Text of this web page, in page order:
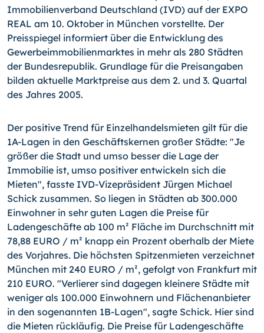
Immobilienverband Deutschland (IVD) auf der EXPO
REAL am 10. Oktober in München vorstellte. Der
Preisspiegel informiert über die Entwicklung des
Gewerbeimmobilienmarktes in mehr als 280 Städten
der Bundesrepublik. Grundlage für die Preisangaben
bilden aktuelle Marktpreise aus dem 2. und 3. Quartal
des Jahres 2005.
Der positive Trend für Einzelhandelsmieten gilt für die
1A-Lagen in den Geschäftskernen großer Städte: "Je
größer die Stadt und umso besser die Lage der
Immobilie ist, umso positiver entwickeln sich die
Mieten", fasste IVD-Vizepräsident Jürgen Michael
Schick zusammen. So liegen in Städten ab 300.000
Einwohner in sehr guten Lagen die Preise für
Ladengeschäfte ab 100 m² Fläche im Durchschnitt mit
78,88 EURO / m² knapp ein Prozent oberhalb der Miete
des Vorjahres. Die höchsten Spitzenmieten verzeichnet
München mit 240 EURO / m², gefolgt von Frankfurt mit
210 EURO. "Verlierer sind dagegen kleinere Städte mit
weniger als 100.000 Einwohnern und Flächenanbieter
in den sogenannten 1B-Lagen", sagte Schick. Hier sind
die Mieten rückläufig. Die Preise für Ladengeschäfte